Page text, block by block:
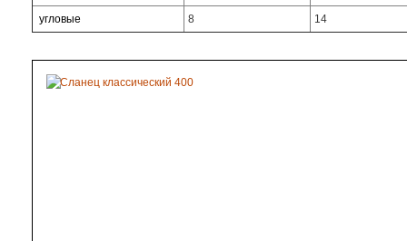
угловые 8 14